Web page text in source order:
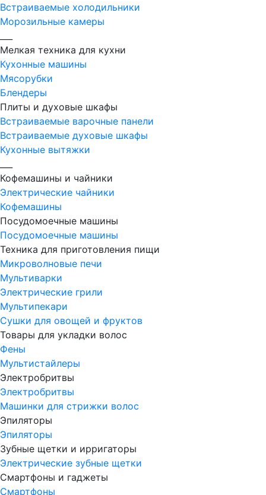
Встраиваемые холодильники
Морозильные камеры
Мелкая техника для кухни
Кухонные машины
Мясорубки
Блендеры
Плиты и духовые шкафы
Встраиваемые варочные панели
Встраиваемые духовые шкафы
Кухонные вытяжки
Кофемашины и чайники
Электрические чайники
Кофемашины
Посудомоечные машины
Посудомоечные машины
Техника для приготовления пищи
Микроволновые печи
Мультиварки
Электрические грили
Мультипекари
Сушки для овощей и фруктов
Товары для укладки волос
Фены
Мультистайлеры
Электробритвы
Электробритвы
Машинки для стрижки волос
Эпиляторы
Эпиляторы
Зубные щетки и ирригаторы
Электрические зубные щетки
Смартфоны и гаджеты
Смартфоны